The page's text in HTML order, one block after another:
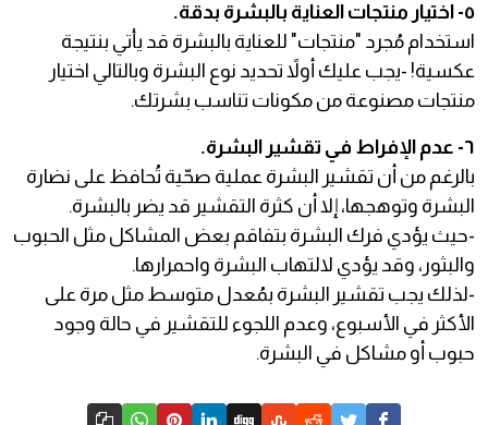
٥- اختيار منتجات العناية بالبشرة بدقة.
استخدام مُجرد "منتجات" للعناية بالبشرة قد يأتي بنتيجة
عكسية! -يجب عليك أولاً تحديد نوع البشرة وبالتالي اختيار
منتجات مصنوعة من مكونات تناسب بشرتك.
٦- عدم الإفراط في تقشير البشرة.
بالرغم من أن تقشير البشرة عملية صحّية تُحافظ على نضارة
البشرة وتوهجها، إلا أن كثرة التقشير قد يضر بالبشرة.
-حيث يؤدي فرك البشرة بتفاقم بعض المشاكل مثل الحبوب
والبثور، وقد يؤدي لالتهاب البشرة واحمرارها.
-لذلك يجب تقشير البشرة بمُعدل متوسط مثل مرة على
الأكثر في الأسبوع، وعدم اللجوء للتقشير في حالة وجود
حبوب أو مشاكل في البشرة.